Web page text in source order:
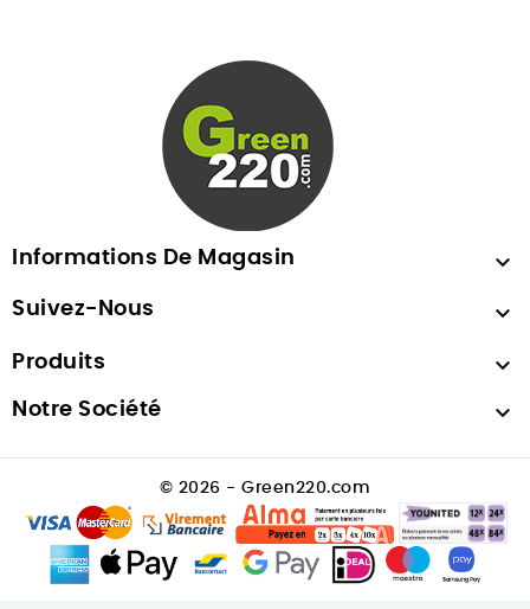
Informations De Magasin 
Suivez-Nous 
Produits 
Notre Société 
© 2026 - Green220.com